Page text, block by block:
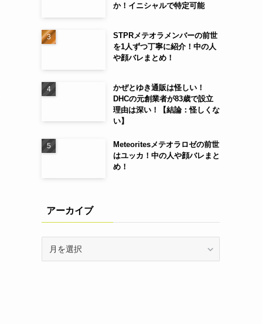
か！イニシャルで特定可能
STPRメテオラメンバーの前世
を1人ずつ丁寧に紹介！中の人
や顔バレまとめ！
かぜとゆき通販は怪しい！
DHCの元創業者が83歳で設立
理由は深い！【結論：怪しくな
い】
Meteoritesメテオラロゼの前世
はユッカ！中の人や顔バレまと
め！
アーカイブ